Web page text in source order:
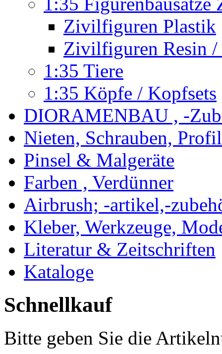
Zivilfiguren Plastik
Zivilfiguren Resin
1:35 Tiere
1:35 Köpfe / Kopfsets
DIORAMENBAU , -
Nieten, Schrauben,
Pinsel & Malgeräte
Farben , Verdünner
Airbrush; -artikel,-
Kleber, Werkzeuge,
Literatur & Zeitschriften
Kataloge
Schnellkauf
Bitte geben Sie die